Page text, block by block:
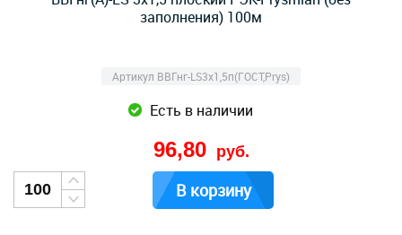
заполнения) 100м
Артикул ВВГнг-LS3х1,5п(ГОСТ,Prys)
Есть в наличии
96,80 руб.
В корзину